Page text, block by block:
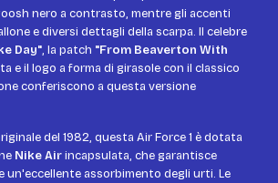
nero a contrasto, mentre gli accenti
e diversi dettagli della scarpa. Il celebre
Day", la patch "From Beaverton With
e il logo a forma di girasole con il classico
conferiscono a questa versione
del 1982, questa Air Force 1 è dotata
Nike Airincapsulata, che garantisce
assorbimento degli urti. Le